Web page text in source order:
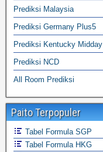
Prediksi Malaysia
Prediksi Germany Plus5
Prediksi Kentucky Midday
Prediksi NCD
All Room Prediksi
Paito Terpopuler
Tabel Formula SGP
Tabel Formula HKG